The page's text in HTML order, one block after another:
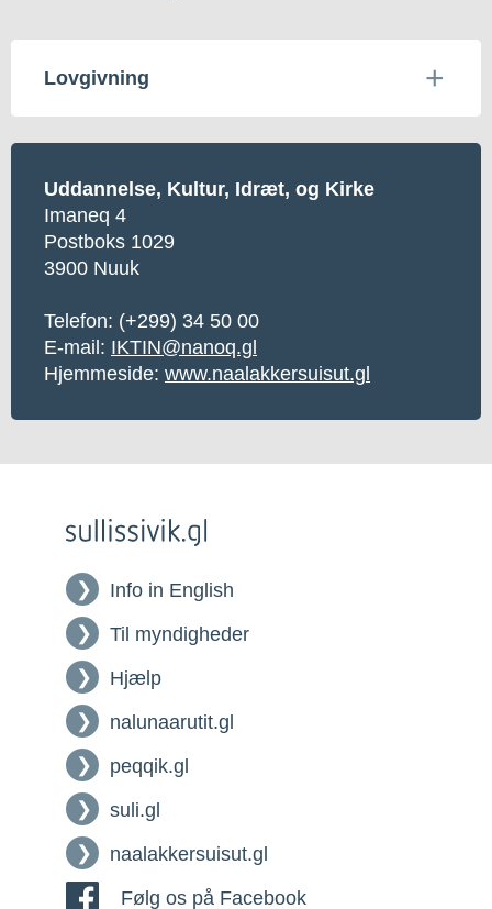
Lovgivning
Uddannelse, Kultur, Idræt, og Kirke
Imaneq 4
Postboks 1029
3900 Nuuk
Telefon: (+299) 34 50 00
E-mail: IKTIN@nanoq.gl
Hjemmeside: www.naalakkersuisut.gl
Info in English
Til myndigheder
Hjælp
nalunaarutit.gl
peqqik.gl
suli.gl
naalakkersuisut.gl
Følg os på Facebook